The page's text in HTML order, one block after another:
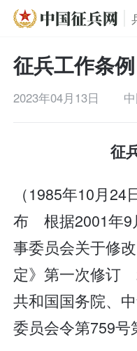
征兵工作条例
2023年04月13日
征
（1985年10月
布 根据2001年9
事委员会关于修
定》第一次修订
共和国国务院、
委员会令第759号